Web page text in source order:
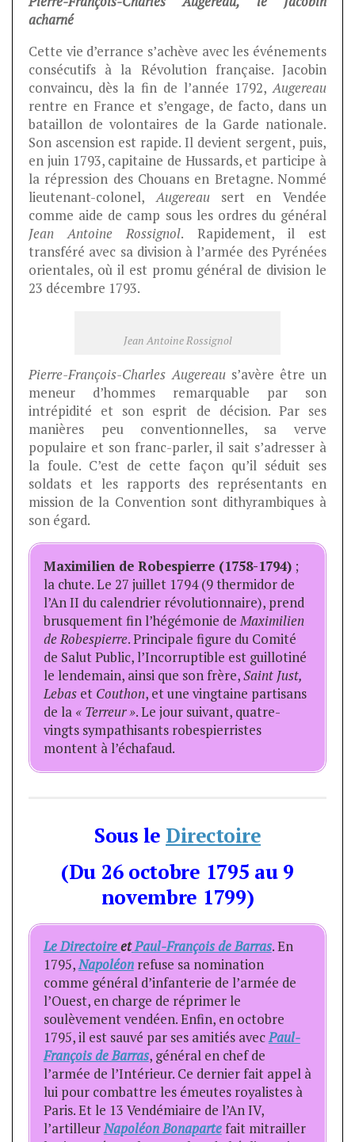
acharné
Cette vie d’errance s’achève avec les événements
consécutifs à la Révolution française. Jacobin
convaincu, dès la fin de l’année 1792,Augereau
rentre en France et s’engage, de facto, dans un
bataillon de volontaires de la Garde nationale.
Son ascension est rapide. Il devient sergent, puis,
en juin 1793, capitaine de Hussards, et participe à
la répression des Chouans en Bretagne. Nommé
lieutenant-colonel,Augereausert en Vendée
comme aide de camp sous les ordres du général
Jean Antoine Rossignol. Rapidement, il est
transféré avec sa division à l’armée des Pyrénées
orientales, où il est promu général de division le
23 décembre 1793.
Jean Antoine Rossignol
Pierre-François-Charles Augereaus’avère être un
meneur d’hommes remarquable par son
intrépidité et son esprit de décision. Par ses
manières peu conventionnelles, sa verve
populaire et son franc-parler, il sait s’adresser à
la foule. C’est de cette façon qu’il séduit ses
soldats et les rapports des représentants en
mission de la Convention sont dithyrambiques à
son égard.
Maximilien de Robespierre (1758-1794);
la chute. Le 27 juillet 1794 (9 thermidor de
l’An II du calendrier révolutionnaire), prend
brusquement fin l’hégémonie deMaximilien
de Robespierre. Principale figure du Comité
de Salut Public, l’Incorruptible est guillotiné
le lendemain, ainsi que son frère,Saint Just,
Lebaset Couthon, et une vingtaine partisans
de la « Terreur ». Le jour suivant, quatre-
vingts sympathisants robespierristes
montent à l’échafaud.
Sous le Directoire
(Du 26 octobre 1795 au 9
novembre 1799)
Le DirectoireetPaul-François de Barras. En
1795,Napoléonrefuse sa nomination
comme général d’infanterie de l’armée de
l’Ouest, en charge de réprimer le
soulèvement vendéen. Enfin, en octobre
1795, il est sauvé par ses amitiés avecPaul-
François de Barras, général en chef de
l’armée de l’Intérieur. Ce dernier fait appel à
lui pour combattre les émeutes royalistes à
Paris. Et le 13 Vendémiaire de l’An IV,
l’artilleurNapoléon Bonapartefait mitrailler